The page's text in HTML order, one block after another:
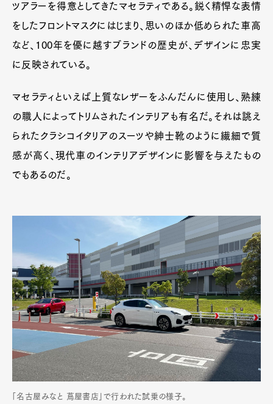
ツアラーを得意としてきたマセラティである。鋭く精悍な表情
をしたフロントマスクにはじまり、思いのほか低められた車高
など、100年を優に越すブランドの歴史が、デザインに忠実
に反映されている。
マセラティといえば上質なレザーをふんだんに使用し、熟練
の職人によってトリムされたインテリアも有名だ。それは誂え
られたクラシコイタリアのスーツや紳士靴のように繊細で質
感が高く、現代車のインテリアデザインに影響を与えたもの
でもあるのだ。
「名古屋みなと 蔦屋書店」で行われた試乗の様子。